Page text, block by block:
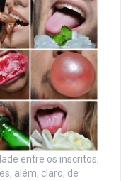
entre os inscritos,
além, claro, de